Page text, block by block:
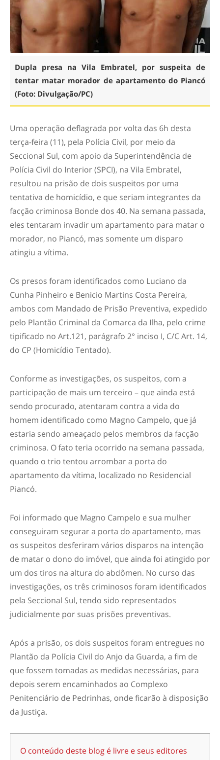
Dupla presa na Vila Embratel, por suspeita de
tentar matar morador de apartamento do Piancó
(Foto: Divulgação/PC)
Uma operação deflagrada por volta das 6h desta
terça-feira (11), pela Polícia Civil, por meio da
Seccional Sul, com apoio da Superintendência de
Polícia Civil do Interior (SPCI), na Vila Embratel,
resultou na prisão de dois suspeitos por uma
tentativa de homicídio, e que seriam integrantes da
facção criminosa Bonde dos 40. Na semana passada,
eles tentaram invadir um apartamento para matar o
morador, no Piancó, mas somente um disparo
atingiu a vítima.
Os presos foram identificados como Luciano da
Cunha Pinheiro e Benicio Martins Costa Pereira,
ambos com Mandado de Prisão Preventiva, expedido
pelo Plantão Criminal da Comarca da Ilha, pelo crime
tipificado no Art.121, parágrafo 2° inciso I, C/C Art. 14,
do CP (Homicídio Tentado).
Conforme as investigações, os suspeitos, com a
participação de mais um terceiro – que ainda está
sendo procurado, atentaram contra a vida do
homem identificado como Magno Campelo, que já
estaria sendo ameaçado pelos membros da facção
criminosa. O fato teria ocorrido na semana passada,
quando o trio tentou arrombar a porta do
apartamento da vítima, localizado no Residencial
Piancó.
Foi informado que Magno Campelo e sua mulher
conseguiram segurar a porta do apartamento, mas
os suspeitos desferiram vários disparos na intenção
de matar o dono do imóvel, que ainda foi atingido por
um dos tiros na altura do abdômen. No curso das
investigações, os três criminosos foram identificados
pela Seccional Sul, tendo sido representados
judicialmente por suas prisões preventivas.
Após a prisão, os dois suspeitos foram entregues no
Plantão da Polícia Civil do Anjo da Guarda, a fim de
que fossem tomadas as medidas necessárias, para
depois serem encaminhados ao Complexo
Penitenciário de Pedrinhas, onde ficarão à disposição
da Justiça.
O conteúdo deste blog é livre e seus editores